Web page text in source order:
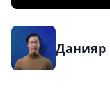
Данияр